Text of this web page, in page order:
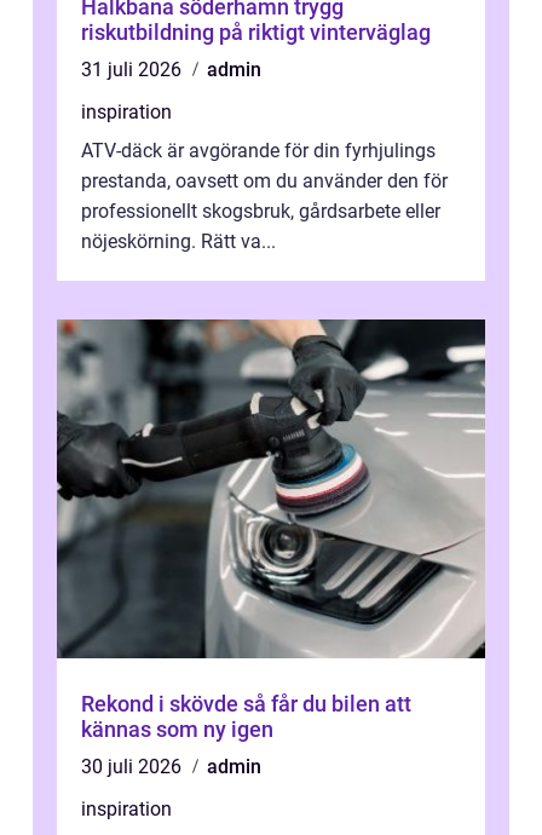
Halkbana söderhamn trygg
riskutbildning på riktigt vinterväglag
31 juli 2026
admin
inspiration
ATV-däck är avgörande för din fyrhjulings
prestanda, oavsett om du använder den för
professionellt skogsbruk, gårdsarbete eller
nöjeskörning. Rätt va...
Rekond i skövde så får du bilen att
kännas som ny igen
30 juli 2026
admin
inspiration